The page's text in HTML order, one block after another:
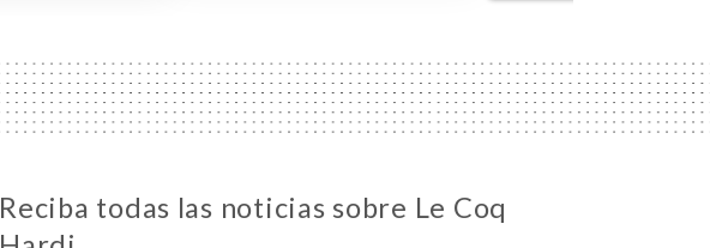
Reciba todas las noticias sobre Le Coq